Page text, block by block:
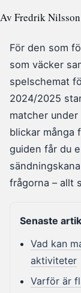
Av Fredrik
För den som
som väcker
spelschemat
2024/2025
matcher
blickar många
guiden får du
frågorna – allt
Senaste
Vad kan
aktiviteter
Varför är